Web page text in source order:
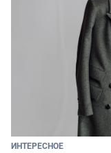
ИНТЕРЕСНОЕ